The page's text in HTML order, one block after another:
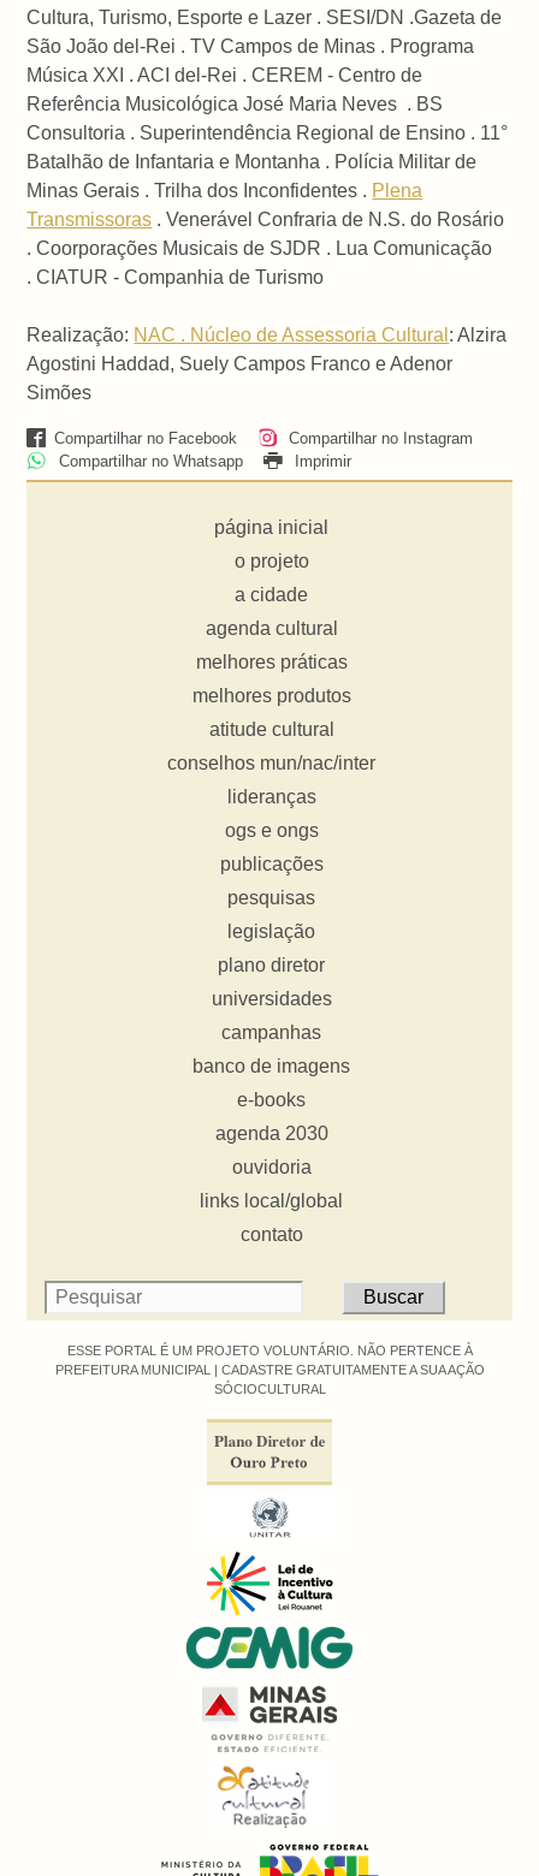
Cultura, Turismo, Esporte e Lazer . SESI/DN .Gazeta de
São João del-Rei . TV Campos de Minas . Programa
Música XXI . ACI del-Rei . CEREM - Centro de
Referência Musicológica José Maria Neves . BS
Consultoria . Superintendência Regional de Ensino . 11°
Batalhão de Infantaria e Montanha . Polícia Militar de
Minas Gerais . Trilha dos Inconfidentes . Plena
Transmissoras . Venerável Confraria de N.S. do Rosário
. Coorporações Musicais de SJDR . Lua Comunicação
.CIATUR - Companhia de Turismo
Realização: NAC . Núcleo de Assessoria Cultural : Alzira
Agostini Haddad, Suely Campos Franco e Adenor
Simões
Compartilhar no Facebook
Compartilhar no Instagram
Compartilhar no Whatsapp
Imprimir
página inicial
o projeto
a cidade
agenda cultural
melhores práticas
melhores produtos
atitude cultural
conselhos mun/nac/inter
lideranças
ogs e ongs
publicações
pesquisas
legislação
plano diretor
universidades
campanhas
banco de imagens
e-books
agenda 2030
ouvidoria
links local/global
contato
ESSE PORTAL É UM PROJETO VOLUNTÁRIO. NÃO PERTENCE À
PREFEITURA MUNICIPAL | CADASTRE GRATUITAMENTE A SUA AÇÃO
SÓCIOCULTURAL